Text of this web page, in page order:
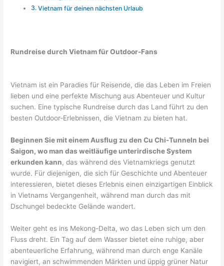
Vietnam für deinen nächsten Urlaub
Rundreise durch Vietnam für Outdoor-Fans
Vietnam ist ein Paradies für Reisende, die das Leben im Freien
lieben und eine perfekte Mischung aus Abenteuer und Kultur
suchen. Eine typische Rundreise durch das Land führt zu den
besten Outdoor-Erlebnissen, die Vietnam zu bieten hat.
Beginnen Sie mit einem Ausflug zu den Cu Chi-Tunneln bei
Saigon, wo man das weitläufige unterirdische System
erkunden kann, das während des Vietnamkriegs genutzt
wurde. Für diejenigen, die sich für Geschichte und Abenteuer
interessieren, bietet dieses Erlebnis einen einzigartigen Einblick
in Vietnams Vergangenheit, während man durch das mit
Dschungel bedeckte Gelände wandert.
Weiter geht es ins Mekong-Delta, wo das Leben sich um den
Fluss dreht. Ein Tag auf dem Wasser bietet eine ruhige, aber
abenteuerliche Erfahrung, während man durch enge Kanäle
navigiert, an schwimmenden Märkten und üppig grüner Natur